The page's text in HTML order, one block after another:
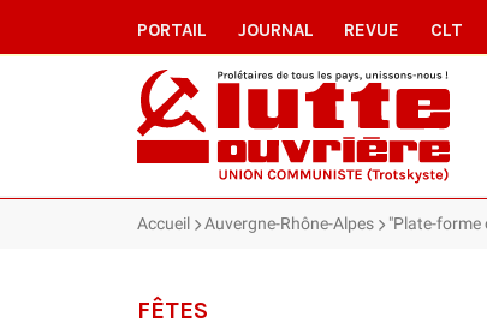
PORTAIL JOURNAL REVUE CLT
Accueil Auvergne-Rhône-Alpes "Plate-forme
FÊTES